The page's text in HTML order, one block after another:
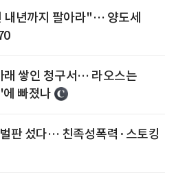
내년까지 팔아라"… 양도세
래 쌓인 청구서… 라오스는
빠졌나
판 섰다… 친족성폭력·스토킹